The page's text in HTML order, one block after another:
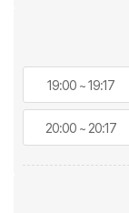
19:00 ~ 19:17
20:00 ~ 20:17